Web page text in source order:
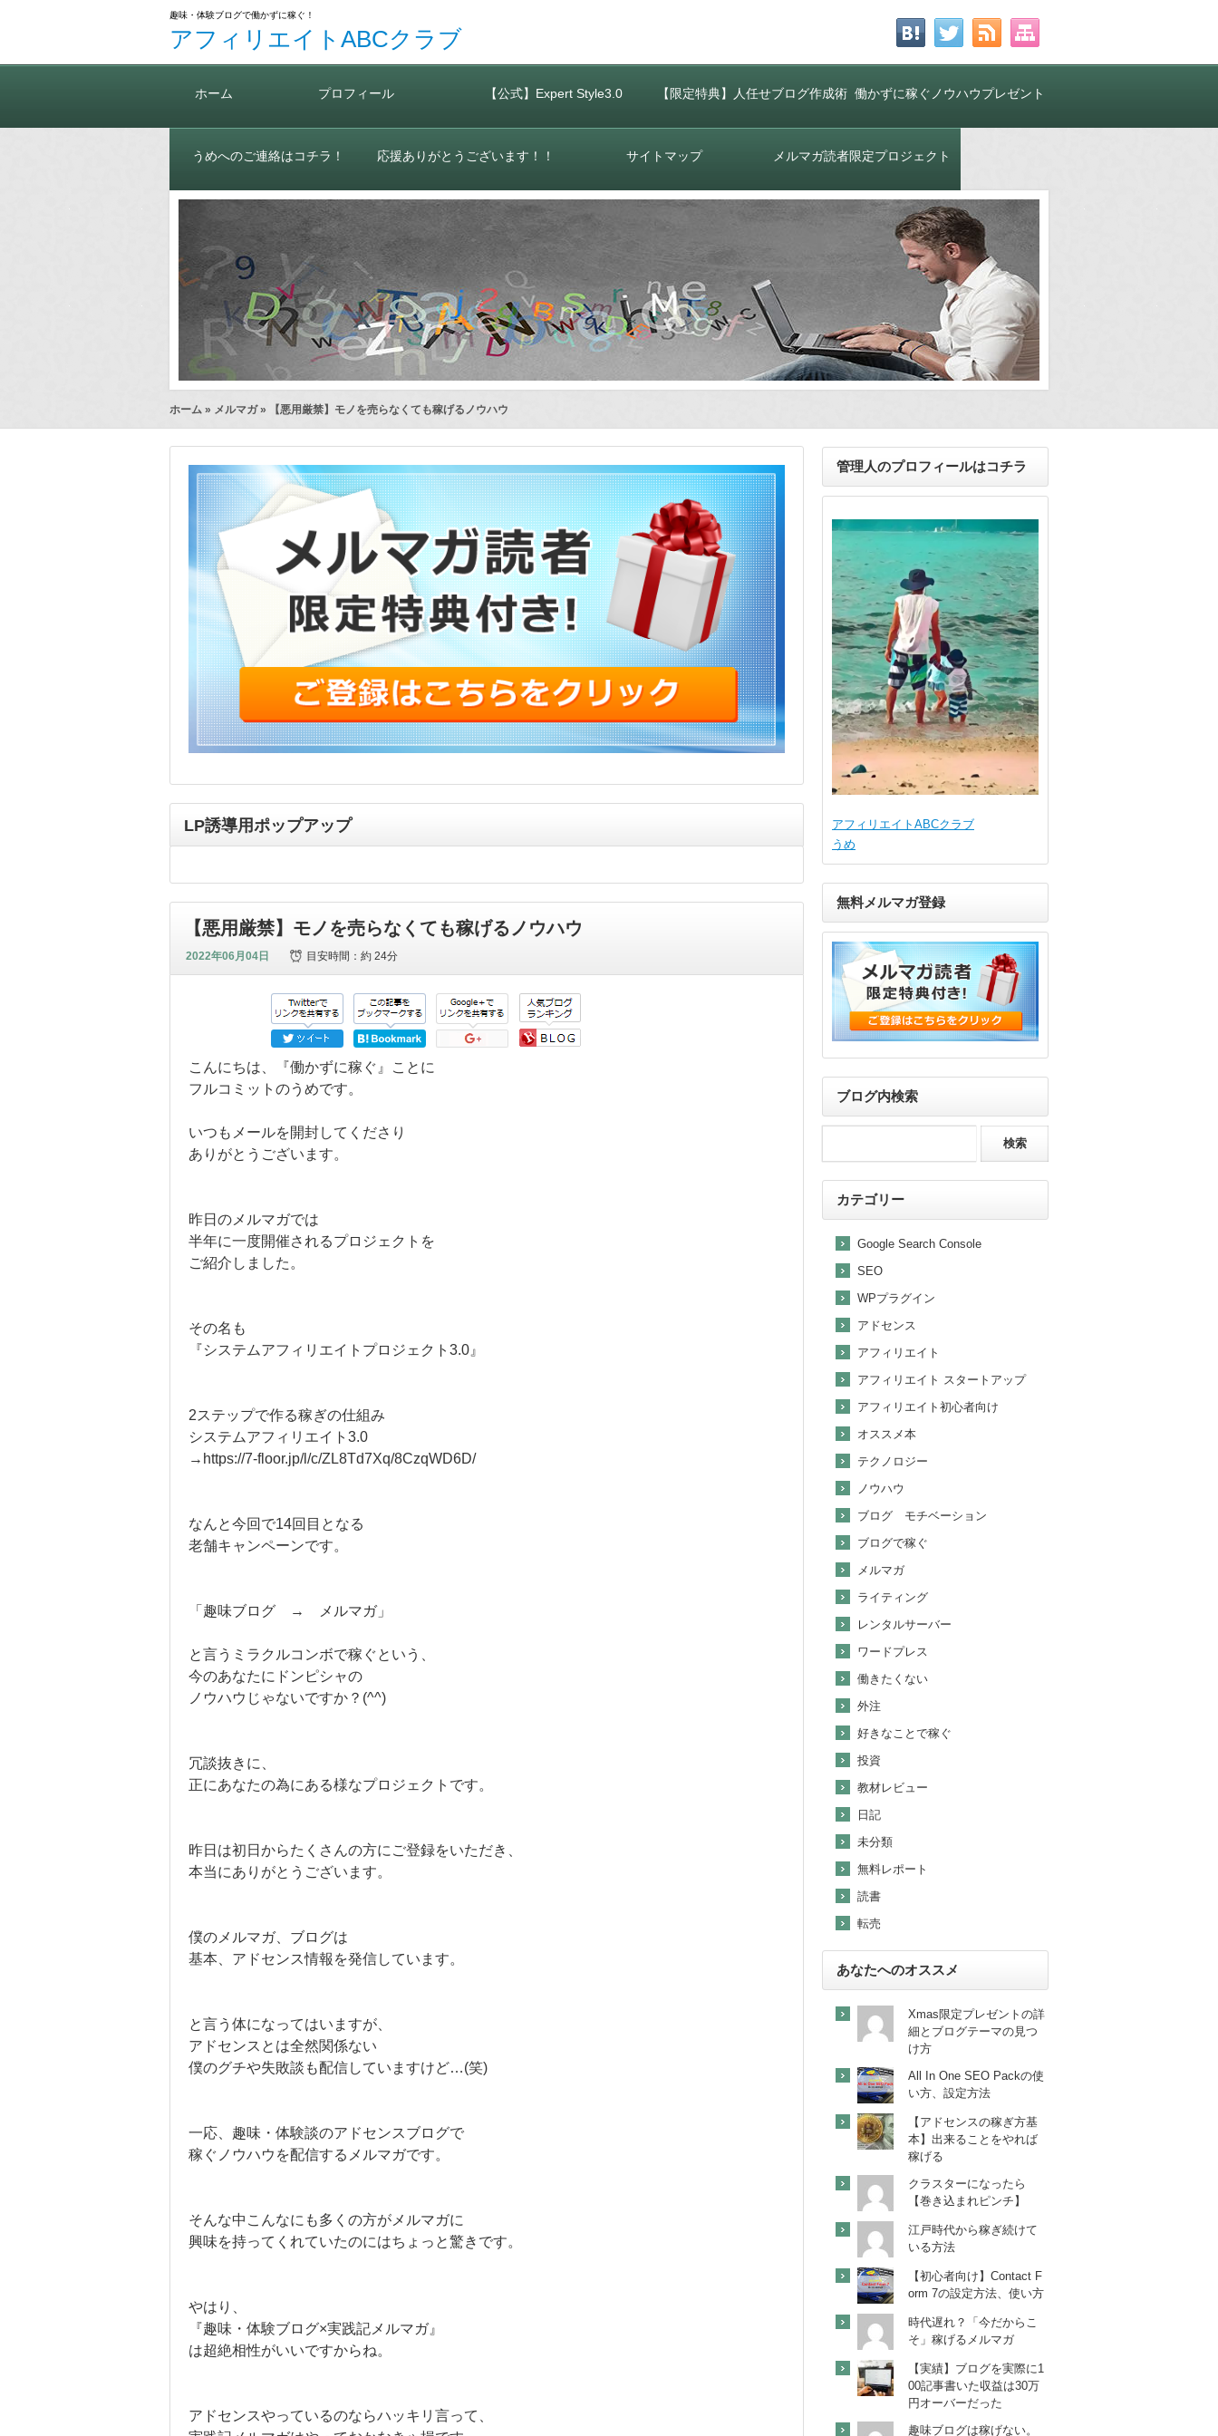
趣味・体験ブログで働かずに稼ぐ！
アフィリエイトABCクラブ
ホーム プロフィール 【公式】Expert Style3.0 【限定特典】人任せブログ作成術 働かずに稼ぐノウハウプレゼント
中！
うめへのご連絡はコチラ！ 応援ありがとうございます！！ サイトマップ メルマガ読者限定プロジェクト
ホーム » メルマガ» 【悪用厳禁】モノを売らなくても稼げるノウハウ
LP誘導用ポップアップ
【悪用厳禁】モノを売らなくても稼げるノウハウ
2022年06月04日 目安時間：約 24分
こんにちは、『働かずに稼ぐ』ことに
フルコミットのうめです。
いつもメールを開封してくださり
ありがとうございます。
昨日のメルマガでは
半年に一度開催されるプロジェクトを
ご紹介しました。
その名も
『システムアフィリエイトプロジェクト3.0』
2ステップで作る稼ぎの仕組み
システムアフィリエイト3.0
→https://7-floor.jp/l/c/ZL8Td7Xq/8CzqWD6D/
なんと今回で14回目となる
老舗キャンペーンです。
「趣味ブログ → メルマガ」
と言うミラクルコンボで稼ぐという、
今のあなたにドンピシャの
ノウハウじゃないですか？(^^)
冗談抜きに、
正にあなたの為にある様なプロジェクトです。
昨日は初日からたくさんの方にご登録をいただき、
本当にありがとうございます。
僕のメルマガ、ブログは
基本、アドセンス情報を発信しています。
と言う体になってはいますが、
アドセンスとは全然関係ない
僕のグチや失敗談も配信していますけど…(笑)
一応、趣味・体験談のアドセンスブログで
稼ぐノウハウを配信するメルマガです。
そんな中こんなにも多くの方がメルマガに
興味を持ってくれていたのにはちょっと驚きです。
やはり、
『趣味・体験ブログ×実践記メルマガ』
は超絶相性がいいですからね。
アドセンスやっているのならハッキリ言って、
管理人のプロフィールはコチラ
アフィリエイトABCクラブ
うめ
無料メルマガ登録
ブログ内検索
カテゴリー
Google Search Console
SEO
WPプラグイン
アドセンス
アフィリエイト
アフィリエイト スタートアップ
アフィリエイト初心者向け
オススメ本
テクノロジー
ノウハウ
ブログ モチベーション
ブログで稼ぐ
メルマガ
ライティング
レンタルサーバー
ワードプレス
働きたくない
外注
好きなことで稼ぐ
投資
教材レビュー
日記
未分類
無料レポート
読書
転売
あなたへのオススメ
Xmas限定プレゼントの詳
細とブログテーマの見つ
け方
All In One SEO Packの使
い方、設定方法
【アドセンスの稼ぎ方基
本】出来ることをやれば
稼げる
クラスターになったら
【巻き込まれピンチ】
江戸時代から稼ぎ続けて
いる方法
【初心者向け】Contact F
orm 7の設定方法、使い方
時代遅れ？「今だからこ
そ」稼げるメルマガ
【実績】ブログを実際に1
00記事書いた収益は30万
円オーバーだった
趣味ブログは稼げない。